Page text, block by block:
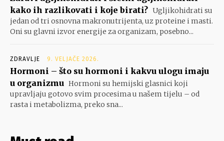
kako ih razlikovati i koje birati? Ugljikohidrati su
jedan od tri osnovna makronutrijenta, uz proteine i masti.
Oni su glavni izvor energije za organizam, posebno...
ZDRAVLJE 9. VELJAČE 2026.
Hormoni – što su hormoni i kakvu ulogu imaju
u organizmu Hormoni su hemijski glasnici koji
upravljaju gotovo svim procesima u našem tijelu – od
rasta i metabolizma, preko sna...